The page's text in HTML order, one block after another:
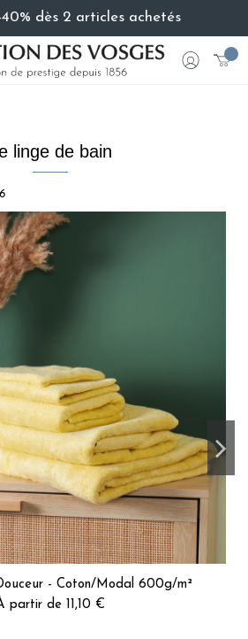
dès 2 articles achetés
linge de bain
- Coton/Modal 600g/m²
partir de 11,10 €